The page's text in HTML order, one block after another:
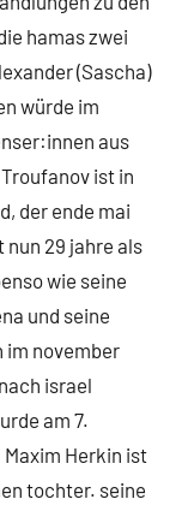
hamas zwei
(Sascha)
würde im
aus
ist in
der ende mai
29 jahre als
wie seine
und seine
im november
israel
am 7.
Herkin ist
tochter. seine